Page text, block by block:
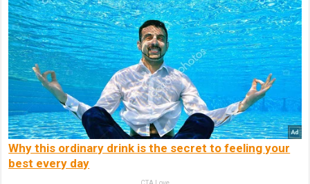
Why this ordinary drink is the secret to feeling your
best every day